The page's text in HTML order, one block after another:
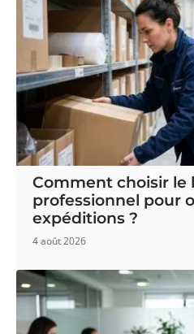
Comment choisir le
professionnel pour
expéditions ?
4 août 2026